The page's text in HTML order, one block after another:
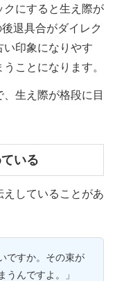
クにすると生え際が
退具合がダイレク
い印象になりやす
ことになります。
、生え際が格段に目
いる
していることがあ
ですか。その束が
んですよ。」